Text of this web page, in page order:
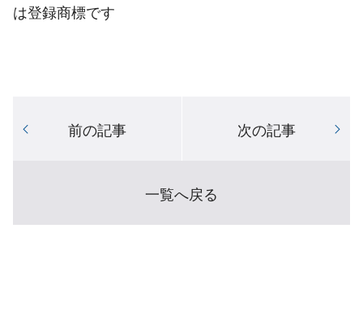
は登録商標です
前の記事 次の記事
一覧へ戻る